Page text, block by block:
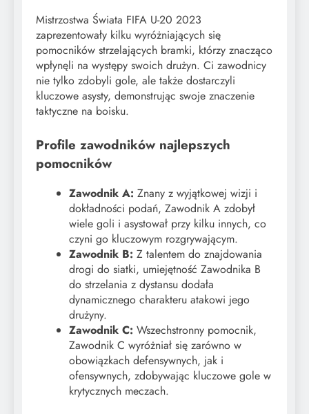
Mistrzostwa Świata FIFA U-20 2023
zaprezentowały kilku wyróżniających się
pomocników strzelających bramki, którzy znacząco
wpłynęli na występy swoich drużyn. Ci zawodnicy
nie tylko zdobyli gole, ale także dostarczyli
kluczowe asysty, demonstrując swoje znaczenie
taktyczne na boisku.
Profile zawodników najlepszych
pomocników
Zawodnik A: Znany z wyjątkowej wizji i
dokładności podań, Zawodnik A zdobył
wiele goli i asystował przy kilku innych, co
czyni go kluczowym rozgrywającym.
Zawodnik B: Z talentem do znajdowania
drogi do siatki, umiejętność Zawodnika B
do strzelania z dystansu dodała
dynamicznego charakteru atakowi jego
drużyny.
Zawodnik C: Wszechstronny pomocnik,
Zawodnik C wyróżniał się zarówno w
obowiązkach defensywnych, jak i
ofensywnych, zdobywając kluczowe gole w
krytycznych meczach.